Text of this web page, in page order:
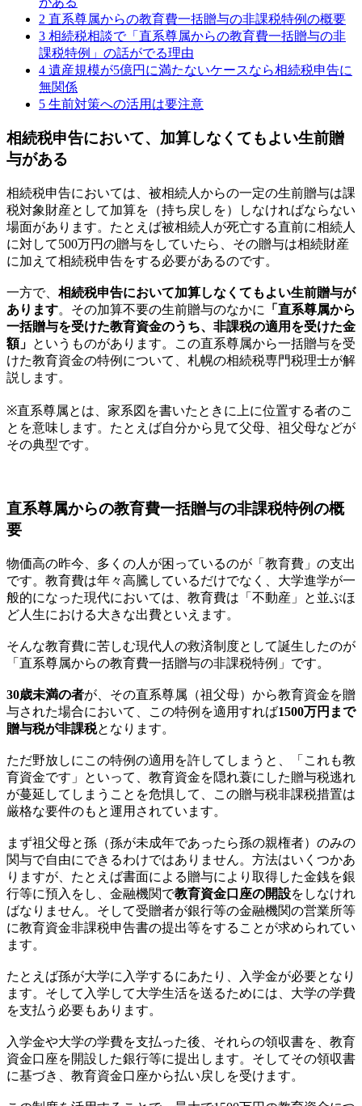
2 直系尊属からの教育費一括贈与の非課税特例の概要
3 相続税相談で「直系尊属からの教育費一括贈与の非
課税特例」の話がでる理由
4 遺産規模が5億円に満たないケースなら相続税申告に
無関係
5 生前対策への活用は要注意
相続税申告において、加算しなくてもよい生前贈
与がある
相続税申告においては、被相続人からの一定の生前贈与は課
税対象財産として加算を（持ち戻しを）しなければならない
場面があります。たとえば被相続人が死亡する直前に相続人
に対して500万円の贈与をしていたら、その贈与は相続財産
に加えて相続税申告をする必要があるのです。
一方で、 相続税申告において加算しなくてもよい生前贈与が
あります。その加算不要の生前贈与のなかに
「直系尊属から
一括贈与を受けた教育資金のうち、非課税の適用を受けた金
額」 というものがあります。この直系尊属から一括贈与を受
けた教育資金の特例について、札幌の相続税専門税理士が解
説します。
※直系尊属とは、家系図を書いたときに上に位置する者のこ
とを意味します。たとえば自分から見て父母、祖父母などが
その典型です。
直系尊属からの教育費一括贈与の非課税特例の概
要
物価高の昨今、多くの人が困っているのが「教育費」の支出
です。教育費は年々高騰しているだけでなく、大学進学が一
般的になった現代においては、教育費は「不動産」と並ぶほ
ど人生における大きな出費といえます。
そんな教育費に苦しむ現代人の救済制度として誕生したのが
「直系尊属からの教育費一括贈与の非課税特例」です。
30歳未満の者が、その直系尊属（祖父母）から教育資金を贈
与された場合において、この特例を適用すれば1500万円まで
贈与税が非課税となります。
ただ野放しにこの特例の適用を許してしまうと、「これも教
育資金です」といって、教育資金を隠れ蓑にした贈与税逃れ
が蔓延してしまうことを危惧して、この贈与税非課税措置は
厳格な要件のもと運用されています。
まず祖父母と孫（孫が未成年であったら孫の親権者）のみの
関与で自由にできるわけではありません。方法はいくつかあ
りますが、たとえば書面による贈与により取得した金銭を銀
行等に預入をし、金融機関で教育資金口座の開設をしなけれ
ばなりません。そして受贈者が銀行等の金融機関の営業所等
に教育資金非課税申告書の提出等をすることが求められてい
ます。
たとえば孫が大学に入学するにあたり、入学金が必要となり
ます。そして入学して大学生活を送るためには、大学の学費
を支払う必要もあります。
入学金や大学の学費を支払った後、それらの領収書を、教育
資金口座を開設した銀行等に提出します。そしてその領収書
に基づき、教育資金口座から払い戻しを受けます。